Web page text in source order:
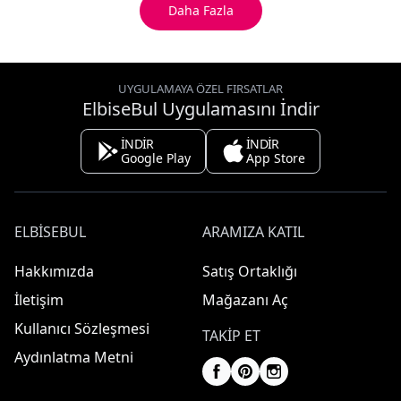
Daha Fazla
UYGULAMAYA ÖZEL FIRSATLAR
ElbiseBul Uygulamasını İndir
İNDİR
Google Play
İNDİR
App Store
ELBISEBUL
Hakkımızda
İletişim
Kullanıcı Sözleşmesi
Aydınlatma Metni
ARAMIZA KATIL
Satış Ortaklığı
Mağazanı Aç
TAKIP ET